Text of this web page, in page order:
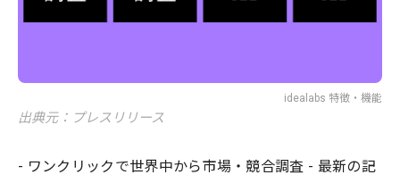
idealabs 特徴・機能
出典元：プレスリリース
- ワンクリックで世界中から市場・競合調査 - 最新の記